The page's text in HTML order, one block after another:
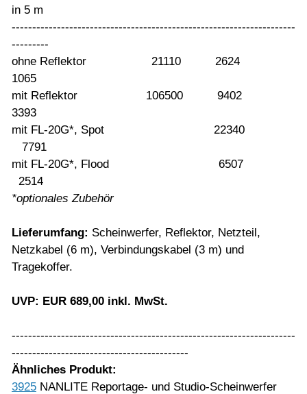
in 5 m
---------------------------------------------------------------------
---------
ohne Reflektor 21110 2624
1065
mit Reflektor 106500 9402
3393
mit FL-20G*, Spot 22340
7791
mit FL-20G*, Flood 6507
2514
*optionales Zubehör
Lieferumfang: Scheinwerfer, Reflektor, Netzteil,
Netzkabel (6 m), Verbindungskabel (3 m) und
Tragekoffer.
UVP: EUR 689,00 inkl. MwSt.
---------------------------------------------------------------------
-------------------------------------------
Ähnliches Produkt:
3925 NANLITE Reportage- und Studio-Scheinwerfer